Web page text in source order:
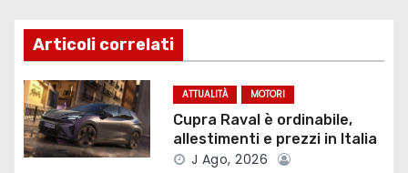
i
g
a
z
Articoli correlati
ATTUALITÀ MOTORI
Cupra Raval è ordinabile,
allestimenti e prezzi in Italia
J Ago, 2026